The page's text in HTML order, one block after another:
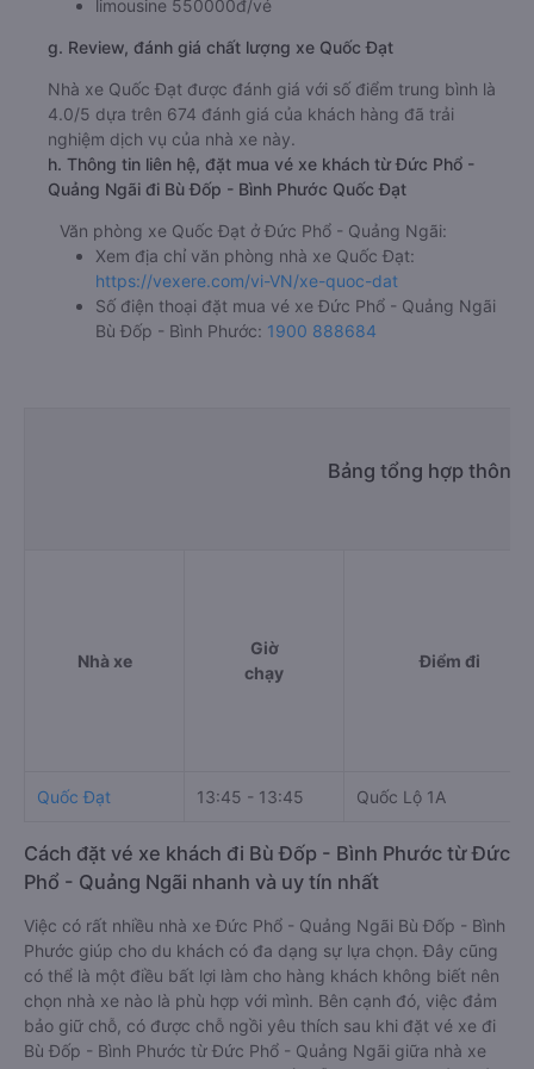
limousine 550000đ/vé
g. Review, đánh giá chất lượng xe Quốc Đạt
Nhà xe Quốc Đạt được đánh giá với số điểm trung bình là
4.0/5 dựa trên 674 đánh giá của khách hàng đã trải
nghiệm dịch vụ của nhà xe này.
h. Thông tin liên hệ, đặt mua vé xe khách từ Đức Phổ -
Quảng Ngãi đi Bù Đốp - Bình Phước Quốc Đạt
Văn phòng xe Quốc Đạt ở Đức Phổ - Quảng Ngãi:
Xem địa chỉ văn phòng nhà xe Quốc Đạt:
https://vexere.com/vi-VN/xe-quoc-dat
Số điện thoại đặt mua vé xe Đức Phổ - Quảng Ngãi
Bù Đốp - Bình Phước: 1900 888684
Bảng tổng hợp thông
Nhà xe
Giờ
chạy
Điểm đi
Quốc Đạt 13:45 - 13:45 Quốc Lộ 1A
Cách đặt vé xe khách đi Bù Đốp - Bình Phước từ Đức
Phổ - Quảng Ngãi nhanh và uy tín nhất
Việc có rất nhiều nhà xe Đức Phổ - Quảng Ngãi Bù Đốp - Bình
Phước giúp cho du khách có đa dạng sự lựa chọn. Đây cũng
có thể là một điều bất lợi làm cho hàng khách không biết nên
chọn nhà xe nào là phù hợp với mình. Bên cạnh đó, việc đảm
bảo giữ chỗ, có được chỗ ngồi yêu thích sau khi đặt vé xe đi
Bù Đốp - Bình Phước từ Đức Phổ - Quảng Ngãi giữa nhà xe